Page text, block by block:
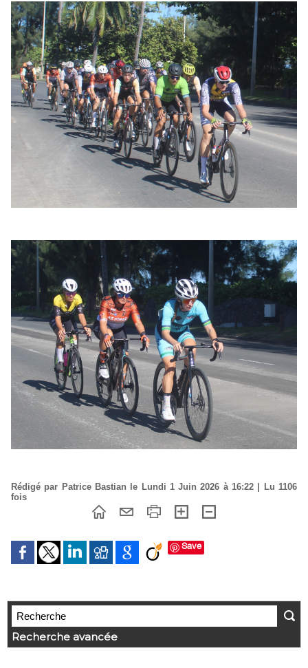
Rédigé par Patrice Bastian le Lundi 1 Juin 2026 à 16:22 | Lu 1106
fois
Save
Recherche avancée